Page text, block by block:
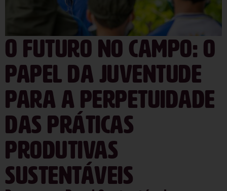
O futuro no campo: o
papel da juventude
para a perpetuidade
das práticas
produtivas
sustentáveis